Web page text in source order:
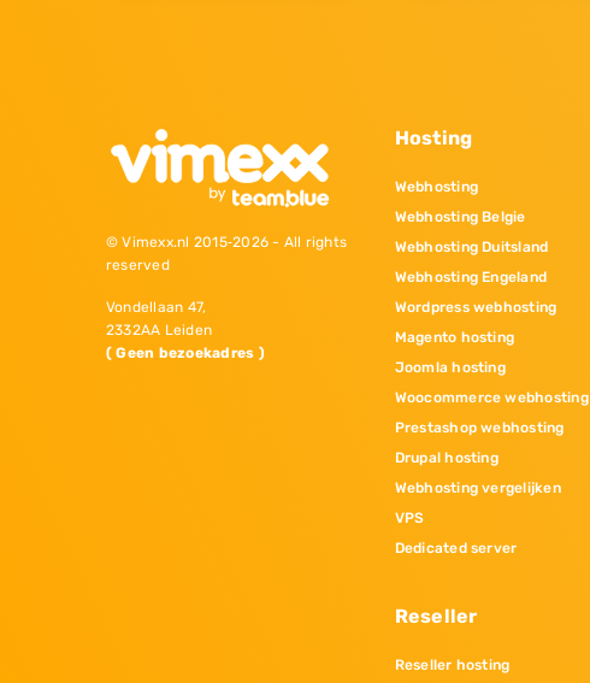
© Vimexx.nl 2015‐2026 - All rights
reserved
Vondellaan 47,
2332AA Leiden
( Geen bezoekadres )
Hosting
Webhosting
Webhosting Belgie
Webhosting Duitsland
Webhosting Engeland
Wordpress webhosting
Magento hosting
Joomla hosting
Woocommerce webhosting
Prestashop webhosting
Drupal hosting
Webhosting vergelijken
VPS
Dedicated server
Reseller
Reseller hosting